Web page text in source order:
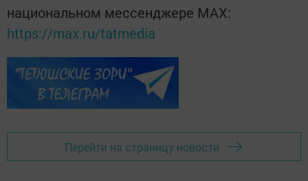
национальном мессенджере MАХ:
https://max.ru/tatmedia
Перейти на страницу новости